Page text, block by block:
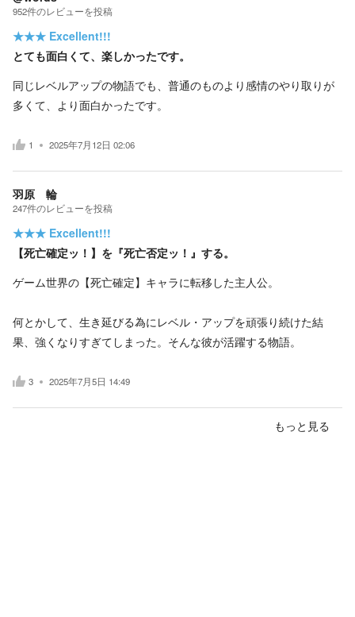
952件のレビューを投稿
★★★ Excellent!!!
とても面白くて、楽しかったです。
同じレベルアップの物語でも、普通のものより感情のやり取りが
多くて、より面白かったです。
1 2025年7月12日 02:06
羽原 輪
247件のレビューを投稿
★★★ Excellent!!!
【死亡確定ッ！】を『死亡否定ッ！』する。
ゲーム世界の【死亡確定】キャラに転移した主人公。
何とかして、生き延びる為にレベル・アップを頑張り続けた結
果、強くなりすぎてしまった。そんな彼が活躍する物語。
3 2025年7月5日 14:49
もっと見る